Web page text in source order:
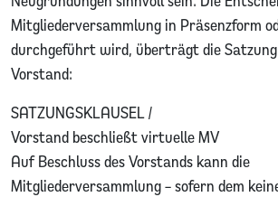
Mitgliederversammlung in Präsenzform
durchgeführt wird, überträgt die Satzung
Vorstand:
SATZUNGSKLAUSEL /
Vorstand beschließt virtuelle MV
Auf Beschluss des Vorstands kann die
Mitgliederversammlung – sofern dem